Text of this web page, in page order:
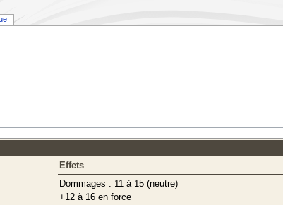
Effets
Dommages : 11 à 15 (neutre)
+12 à 16 en force